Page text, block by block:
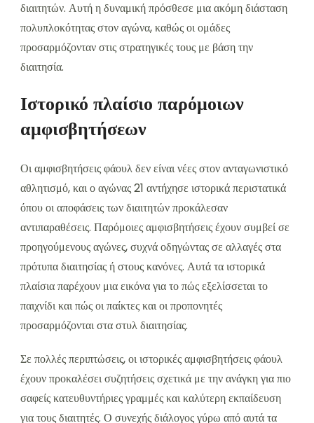
διαιτητών. Αυτή η δυναμική πρόσθεσε μια ακόμη διάσταση
πολυπλοκότητας στον αγώνα, καθώς οι ομάδες
προσαρμόζονταν στις στρατηγικές τους με βάση την
διαιτησία.
Ιστορικό πλαίσιο παρόμοιων
αμφισβητήσεων
Οι αμφισβητήσεις φάουλ δεν είναι νέες στον ανταγωνιστικό
αθλητισμό, και ο αγώνας 21 αντήχησε ιστορικά περιστατικά
όπου οι αποφάσεις των διαιτητών προκάλεσαν
αντιπαραθέσεις. Παρόμοιες αμφισβητήσεις έχουν συμβεί σε
προηγούμενους αγώνες, συχνά οδηγώντας σε αλλαγές στα
πρότυπα διαιτησίας ή στους κανόνες. Αυτά τα ιστορικά
πλαίσια παρέχουν μια εικόνα για το πώς εξελίσσεται το
παιχνίδι και πώς οι παίκτες και οι προπονητές
προσαρμόζονται στα στυλ διαιτησίας.
Σε πολλές περιπτώσεις, οι ιστορικές αμφισβητήσεις φάουλ
έχουν προκαλέσει συζητήσεις σχετικά με την ανάγκη για πιο
σαφείς κατευθυντήριες γραμμές και καλύτερη εκπαίδευση
για τους διαιτητές. Ο συνεχής διάλογος γύρω από αυτά τα